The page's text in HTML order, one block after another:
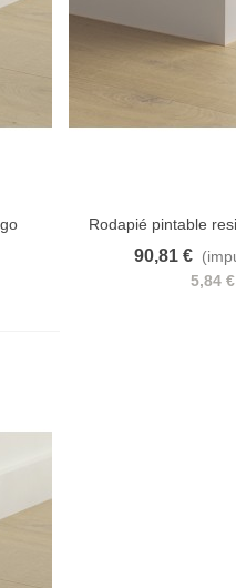
Añadir al carrito
Rodapié pintable
90,81 €
5,84